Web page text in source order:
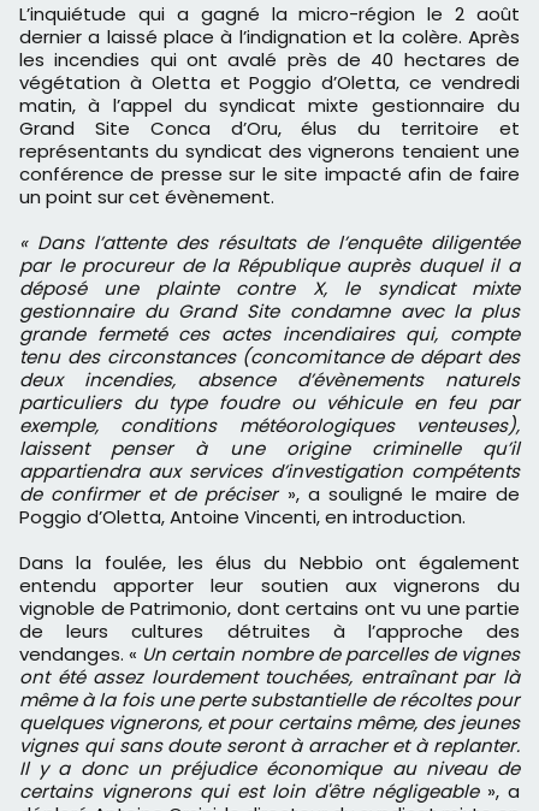
L’inquiétude qui a gagné la micro-région le 2 août
dernier a laissé place à l’indignation et la colère. Après
les incendies qui ont avalé près de 40 hectares de
végétation à Oletta et Poggio d’Oletta, ce vendredi
matin, à l’appel du syndicat mixte gestionnaire du
Grand Site Conca d’Oru, élus du territoire et
représentants du syndicat des vignerons tenaient une
conférence de presse sur le site impacté afin de faire
un point sur cet évènement.
« Dans l’attente des résultats de l’enquête diligentée
par le procureur de la République auprès duquel il a
déposé une plainte contre X, le syndicat mixte
gestionnaire du Grand Site condamne avec la plus
grande fermeté ces actes incendiaires qui, compte
tenu des circonstances (concomitance de départ des
deux incendies, absence d’évènements naturels
particuliers du type foudre ou véhicule en feu par
exemple, conditions météorologiques venteuses),
laissent penser à une origine criminelle qu’il
appartiendra aux services d’investigation compétents
de confirmer et de préciser», a souligné le maire de
Poggio d’Oletta, Antoine Vincenti, en introduction.
Dans la foulée, les élus du Nebbio ont également
entendu apporter leur soutien aux vignerons du
vignoble de Patrimonio, dont certains ont vu une partie
de leurs cultures détruites à l’approche des
vendanges. « Un certain nombre de parcelles de vignes
ont été assez lourdement touchées, entraînant par là
même à la fois une perte substantielle de récoltes pour
quelques vignerons, et pour certains même, des jeunes
vignes qui sans doute seront à arracher et à replanter.
Il y a donc un préjudice économique au niveau de
certains vignerons qui est loin d'être négligeable », a